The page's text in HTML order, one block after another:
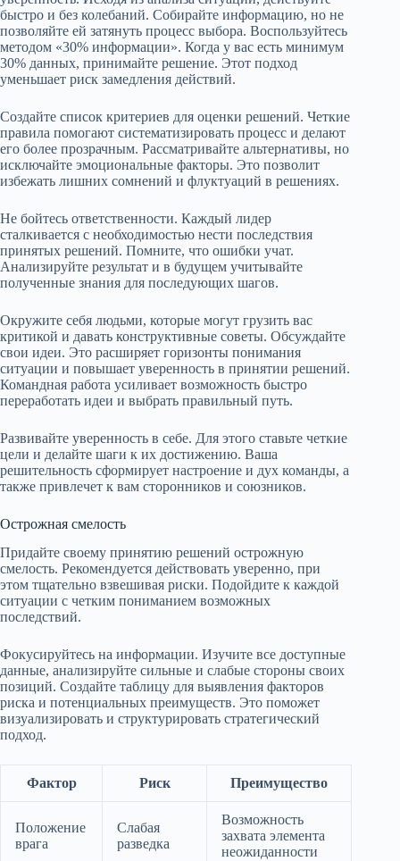
быстро и без колебаний. Собирайте информацию, но не
позволяйте ей затянуть процесс выбора. Воспользуйтесь
методом «30% информации». Когда у вас есть минимум
30% данных, принимайте решение. Этот подход
уменьшает риск замедления действий.
Создайте список критериев для оценки решений. Четкие
правила помогают систематизировать процесс и делают
его более прозрачным. Рассматривайте альтернативы, но
исключайте эмоциональные факторы. Это позволит
избежать лишних сомнений и флуктуаций в решениях.
Не бойтесь ответственности. Каждый лидер
сталкивается с необходимостью нести последствия
принятых решений. Помните, что ошибки учат.
Анализируйте результат и в будущем учитывайте
полученные знания для последующих шагов.
Окружите себя людьми, которые могут грузить вас
критикой и давать конструктивные советы. Обсуждайте
свои идеи. Это расширяет горизонты понимания
ситуации и повышает уверенность в принятии решений.
Командная работа усиливает возможность быстро
переработать идеи и выбрать правильный путь.
Развивайте уверенность в себе. Для этого ставьте четкие
цели и делайте шаги к их достижению. Ваша
решительность сформирует настроение и дух команды, а
также привлечет к вам сторонников и союзников.
Острожная смелость
Придайте своему принятию решений острожную
смелость. Рекомендуется действовать уверенно, при
этом тщательно взвешивая риски. Подойдите к каждой
ситуации с четким пониманием возможных
последствий.
Фокусируйтесь на информации. Изучите все доступные
данные, анализируйте сильные и слабые стороны своих
позиций. Создайте таблицу для выявления факторов
риска и потенциальных преимуществ. Это поможет
визуализировать и структурировать стратегический
подход.
Фактор Риск Преимущество
Положение
врага
Слабая
разведка
Возможность
захвата элемента
неожиданности